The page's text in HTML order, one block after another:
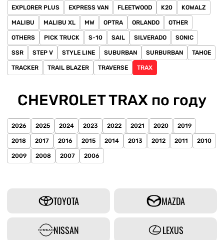
EXPLORER PLUS EXPRESS VAN FLEETWOOD K20 KOWALZ
MALIBU MALIBU XL MW OPTRA ORLANDO OTHER
OTHERS PICK TRUCK S-10 SAIL SILVERADO SONIC
SSR STEP V STYLE LINE SUBURBAN SURBURBAN TAHOE
TRACKER TRAIL BLAZER TRAVERSE TRAX
CHEVROLET TRAX по году
2026 2025 2024 2023 2022 2021 2020 2019
2018 2017 2016 2015 2014 2013 2012 2011 2010
2009 2008 2007 2006
TOYOTA MAZDA
NISSAN LEXUS